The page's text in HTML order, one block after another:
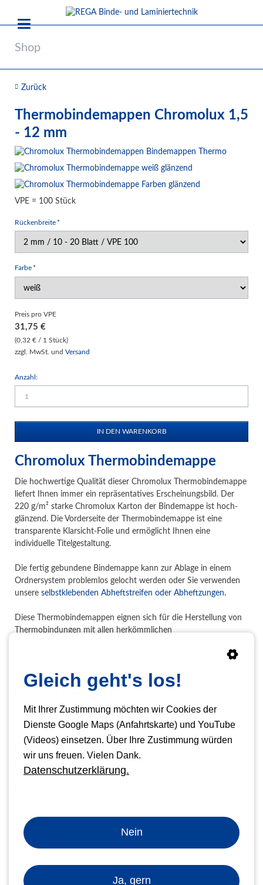
Shop
Zurück
Thermobindemappen Chromolux 1,5
- 12 mm
VPE = 100 Stück
Pflichtfeld
Rückenbreite *
Pflichtfeld
Farbe *
Preis pro VPE
31,75 €
(0,32 € / 1 Stück)
zzgl. MwSt. und Versand
Anzahl:
Chromolux Thermobindemappe
Die hochwertige Qualität dieser Chromolux Thermobindemappe
liefert Ihnen immer ein repräsentatives Erscheinungsbild. Der
220 g/m² starke Chromolux Karton der Bindemappe ist hoch-
glänzend. Die Vorderseite der Thermobindemappe ist eine
transparente Klarsicht-Folie und ermöglicht Ihnen eine
individuelle Titelgestaltung.
Die fertig gebundene Bindemappe kann zur Ablage in einem
Ordnersystem problemlos gelocht werden oder Sie verwenden
unsere selbstklebenden Abheftstreifen oder Abheftzungen.
Diese Thermobindemappen eignen sich für die Herstellung von
Thermobindungen mit allen herkömmlichen
Ausführung dieser Bindemappe gelistet. Auf Anfrage liefern wir
Ihnen selbstverständlich auch andere Farben.
bei uns an.
Chromolux Thermobindemappe
Produktbeschreibung
Vorderseite: Klarsicht-Folie (0,15 mm)
Thermobindegeräte
Gleich geht's los!
Mit Ihrer Zustimmung möchten wir Cookies der
Dienste Google Maps (Anfahrtskarte) und YouTube
(Videos) einsetzen. Über Ihre Zustimmung würden
wir uns freuen. Vielen Dank.
Datenschutzerklärung.
Nein
Ja, gern